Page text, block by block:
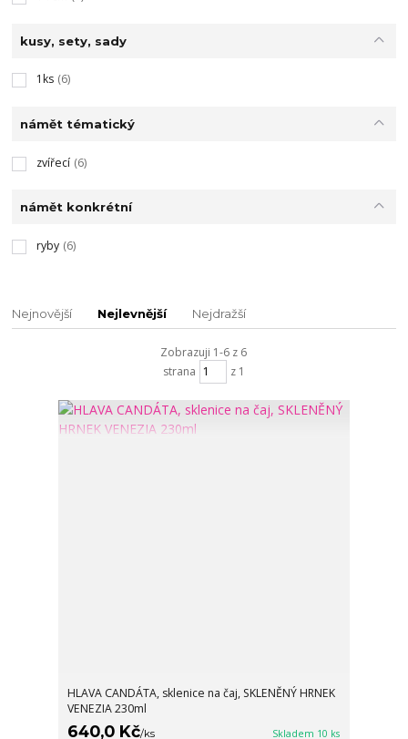
kusy, sety, sady
1ks (6)
námět tématický
zvířecí (6)
námět konkrétní
ryby (6)
Nejnovější Nejlevnější Nejdražší
Zobrazuji 1-6 z 6
strana
z 1
HLAVA CANDÁTA, sklenice na čaj, SKLENĚNÝ HRNEK
VENEZIA 230ml
640,0 Kč/ks Skladem 10 ks